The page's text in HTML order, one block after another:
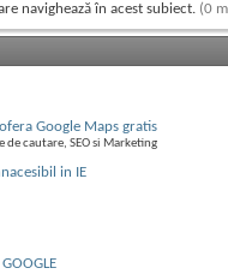
navighează în acest subiect. (0
Google Maps gratis
cautare, SEO si Marketing
in IE